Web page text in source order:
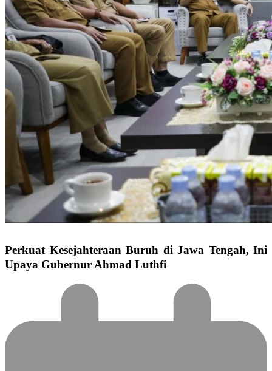
Perkuat Kesejahteraan Buruh di Jawa Tengah, Ini
Upaya Gubernur Ahmad Luthfi